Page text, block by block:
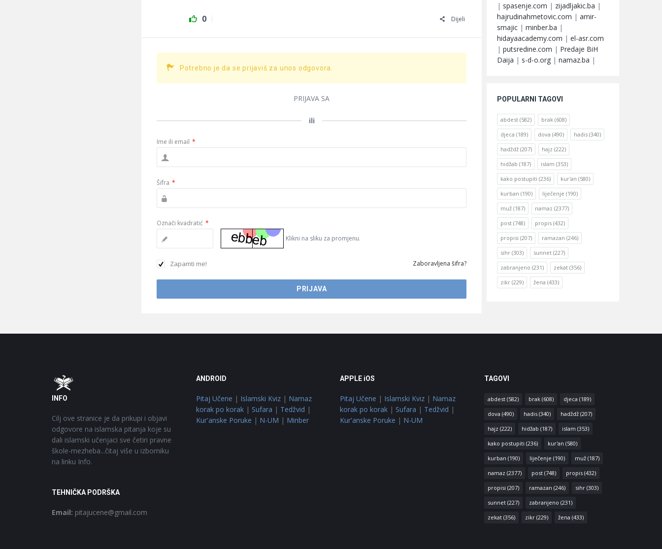
0 Dijeli
Potrebno je da se prijaviš za unos odgovora.
PRIJAVA SA
ili
Ime ili email *
Šifra *
Označi kvadratić *
Klikni na sliku za promjenu.
Zapamti me! Zaboravljena šifra?
| spasenje.com | zijadljakic.ba |
hajrudinahmetovic.com | amir-
smajic | minber.ba |
hidayaacademy.com | el-asr.com
| putsredine.com | Predaje BiH
Daija | s-d-o.org | namaz.ba |
POPULARNI TAGOVI
abdest (582) brak (608)
djeca (189) dova (490) hadis (340)
hadždž (207) hajz (222)
hidžab (187) islam (353)
kako postupiti (236) kur'an (580)
kurban (190) liječenje (190)
muž (187) namaz (2377)
post (748) propis (432)
propisi (207) ramazan (246)
sihr (303) sunnet (227)
zabranjeno (231) zekat (356)
zikr (229) žena (433)
Footer
INFO
Cilj ove stranice je da prikupi i objavi
odgovore na islamska pitanja koje su
dali islamski učenjaci sve četiri pravne
škole-mezheba...čitaj više u izborniku
na linku Info.
TEHNIČKA PODRŠKA
Email: pitajucene@gmail.com
ANDROID
Pitaj Učene | Islamski Kviz| Namaz
korak po korak| Sufara | Tedžvid |
Kur'anske Poruke | N-UM | Minber
APPLE iOS
Pitaj Učene | Islamski Kviz | Namaz
korak po korak | Sufara | Tedžvid |
Kur'anske Poruke | N-UM
TAGOVI
abdest(582) brak(608) djeca (189)
dova (490) hadis(340) hadždž(207)
hajz (222) hidžab (187) islam (353)
kako postupiti (236) kur'an (580)
kurban (190) liječenje (190) muž(187)
namaz (2377) post(748) propis(432)
propisi (207) ramazan (246) sihr(303)
sunnet(227) zabranjeno (231)
zekat(356) zikr(229) žena (433)